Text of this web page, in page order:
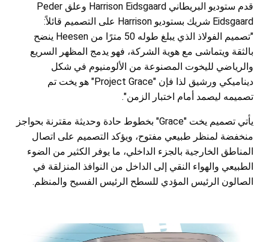
قدم ستوديو البريطاني Harrison Eidsgaard وعلق Peder
Eidsgaard شريك بستوديو Harrison على التصميم قائلاً:
"تصميم الفولاذ الذي يبلغ طوله 50 مترًا من Heesen ينضح
بالثقة ويتماشى مع هوية الشركة، فهو يدمج المظهر السريع
والرياضي لليخوت المصنوعة من الألومنيوم في شكل
ديناميكي ورشيق لذا فإن "Project Grace" هو يخت تم
تصميمه ليصمد أمام اختبار الزمن".
يأتي تصميم يخت "Grace" بخطوط حادة وحديثة مقترنة بحواجز
منخفضة لمنظر طبيعي مفتوح، ويؤكد التصميم على اتصال
المناطق الخارجية بالجزء الداخلي، ما يوفر الكثير من الضوء
الطبيعي والهواء النقي إلى الداخل من النوافذ المنزلقة في
الصالون الرئيس المؤدي للسطح الرئيس الفسيح والمنظم.